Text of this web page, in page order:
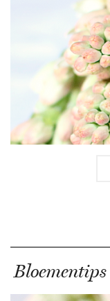
Bloementips